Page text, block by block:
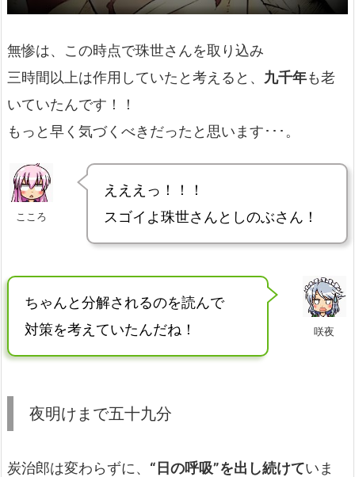
無惨は、この時点で珠世さんを取り込み
三時間以上は作用していたと考えると、 九千年も老
いていたんです！！
もっと早く気づくべきだったと思います･･･。
こころ
えええっ！！！
スゴイよ珠世さんとしのぶさん！
咲夜
ちゃんと分解されるのを読んで
対策を考えていたんだね！
夜明けまで五十九分
炭治郎は変わらずに、 “日の呼吸”を出し続けていま